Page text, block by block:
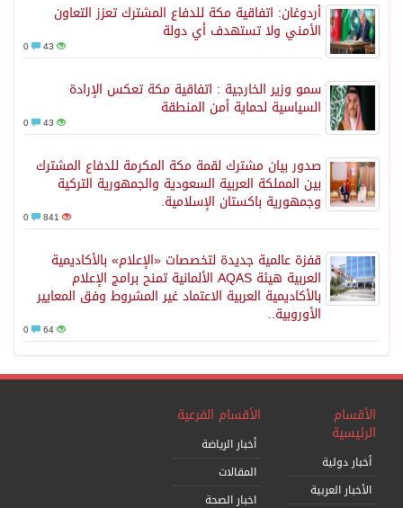
أردوغان: اتفاقية مكة للدفاع المشترك تعزز التعاون
الأمني ولا تستهدف أي دولة
43
سمو وزير الخارجية : اتفاقية مكة تعكس الإرادة
السياسية لحماية أمن المنطقة
43
صدور بيان مشترك لقمة مكة المكرمة للدفاع المشترك
بين المملكة العربية السعودية والجمهورية التركية
وجمهورية باكستان الإسلامية.
841
قفزة عالمية جديدة لتخصصات «الإعلام» بالأكاديمية
العربية هيئة AQAS الألمانية تمنح برامج الإعلام
بالأكاديمية العربية الاعتماد غير المشروط وفق المعايير
الأوروبية..
64
الأقسام
الرئيسية
أخبار دولية
الأخبار العربية
الأقسام الفرعية
أخبار الرياضة
المقالات
اخبار الصحة